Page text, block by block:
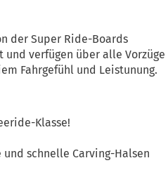
der Super Ride-Boards
verfügen über alle Vorzüge
Fahrgefühl und Leistunung.
Klasse!
schnelle Carving-Halsen